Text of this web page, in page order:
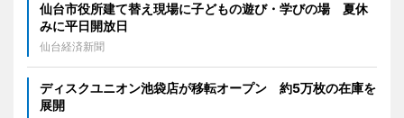
仙台市役所建て替え現場に子どもの遊び・学びの場 夏休
みに平日開放日
仙台経済新聞
ディスクユニオン池袋店が移転オープン 約5万枚の在庫を
展開